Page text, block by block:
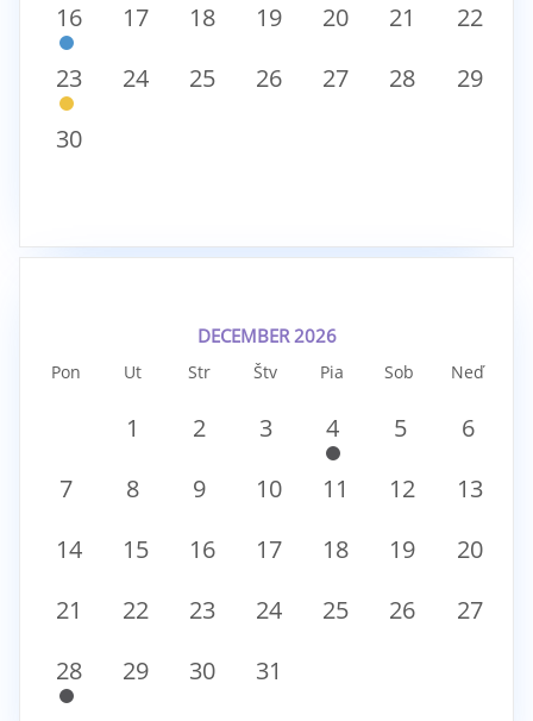
16
17 18 19 20 21
22
23
24 25 26 27 28
29
30
DECEMBER 2026
Pon Ut Str Štv Pia Sob Neď
1 2 3 4 5
6
7
8 9 10 11 12
13
14
15 16 17 18 19
20
21
22 23 24 25 26
27
28
29 30 31